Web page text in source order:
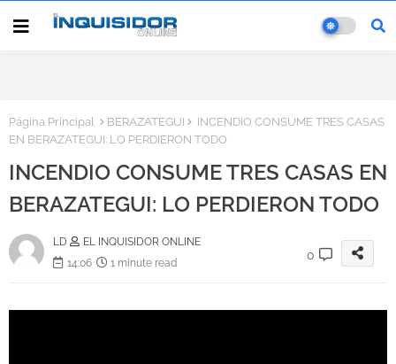
Página Principal BERAZATEGUI
INCENDIO CONSUME TRES CASAS
EN BERAZATEGUI: LO PERDIERON TODO
INCENDIO CONSUME TRES CASAS EN
BERAZATEGUI: LO PERDIERON TODO
LD
EL INQUISIDOR ONLINE
14:06
1 minute read
0